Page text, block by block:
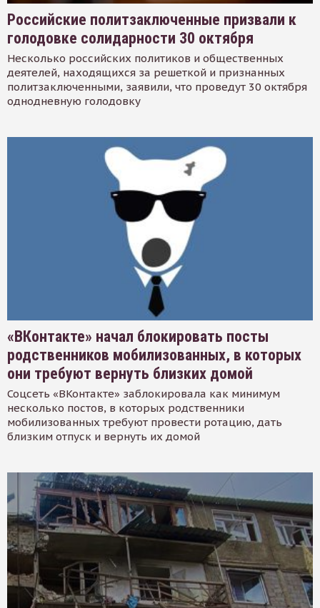
Российские политзаключенные призвали к
голодовке солидарности 30 октября
Несколько российских политиков и общественных
деятелей, находящихся за решеткой и признанных
политзаключенными, заявили, что проведут 30 октября
однодневную голодовку
«ВКонтакте» начал блокировать посты
родственников мобилизованных, в которых
они требуют вернуть близких домой
Соцсеть «ВКонтакте» заблокировала как минимум
несколько постов, в которых родственники
мобилизованных требуют провести ротацию, дать
близким отпуск и вернуть их домой